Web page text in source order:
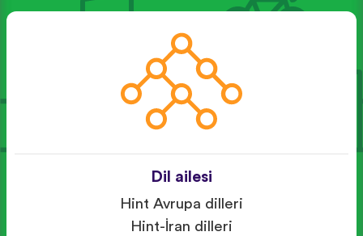
Dil ailesi
Hint Avrupa dilleri
Hint-İran dilleri